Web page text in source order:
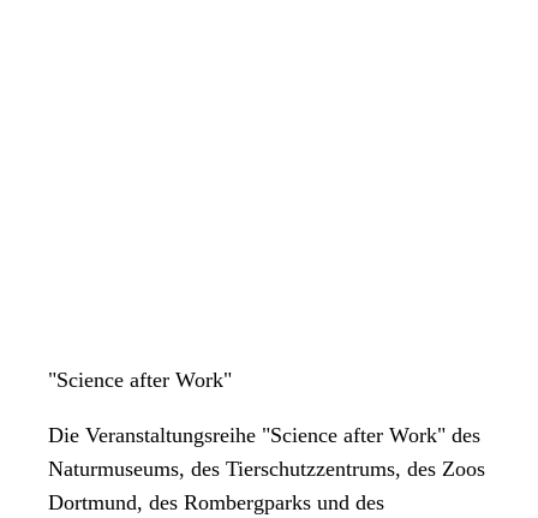
"Science after Work"
Die Veranstaltungsreihe "Science after Work" des
Naturmuseums, des Tierschutzzentrums, des Zoos
Dortmund, des Rombergparks und des